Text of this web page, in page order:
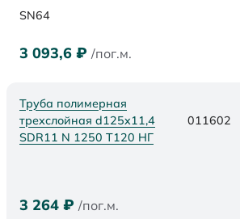
SN64
3 093,6 ₽ /пог.м.
Труба полимерная
трехслойная d125x11,4
SDR11 N 1250 Т120 НГ
011602
3 264 ₽ /пог.м.